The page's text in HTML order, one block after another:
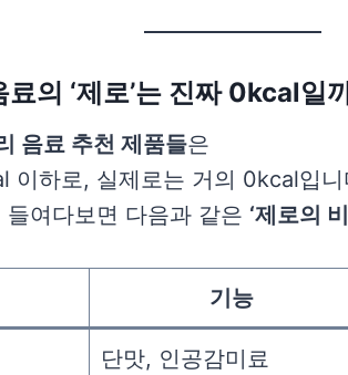
의 ‘제로’는 진짜 0kcal일
음료 추천 제품들은
이하로, 실제로는 거의 0kcal입니
여다보면 다음과 같은 ‘제로의
기능
단맛, 인공감미료